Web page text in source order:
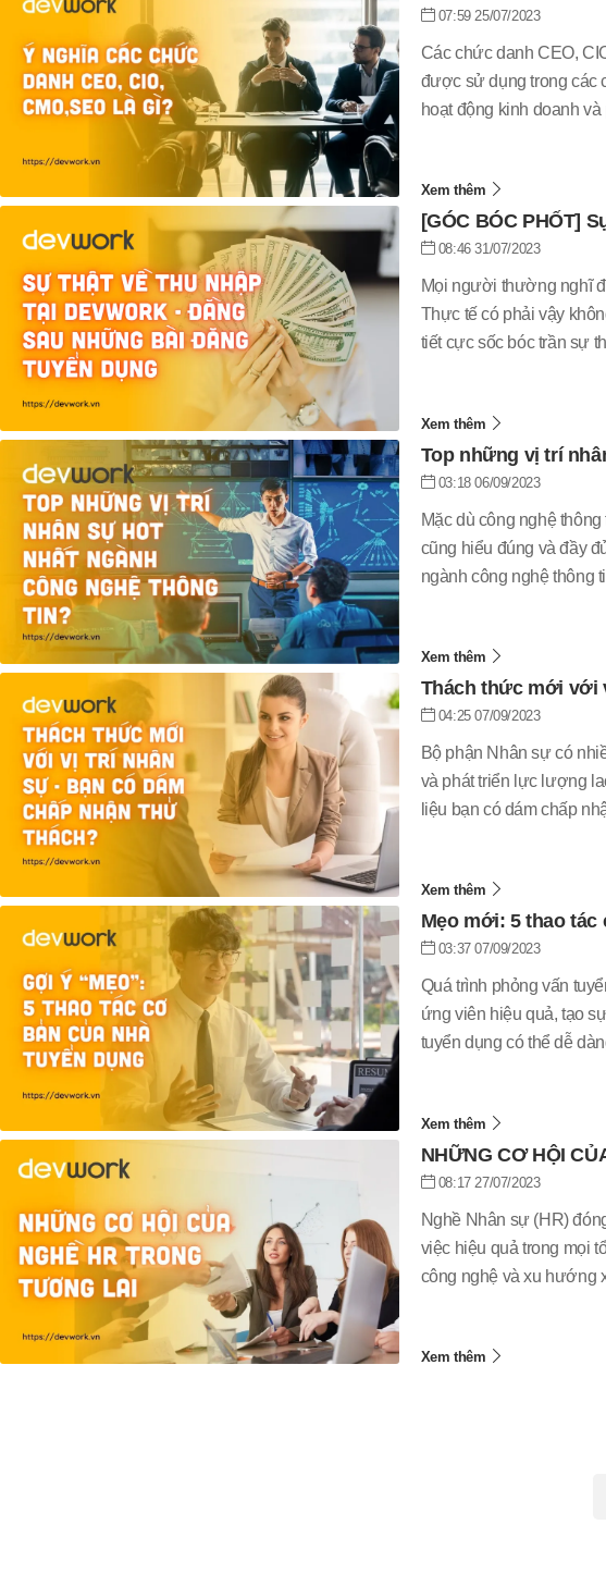
07:59 25/07/2023
Các chức danh CEO,
được sử dụng trong các
hoạt động kinh doanh
Xem thêm
[GÓC BÓC PHỐT]
dụng
08:46 31/07/2023
Mọi người thường nghĩ
Thực tế có phải vậy
tiết cực sốc bóc trần sự
Xem thêm
Top những vị trí
03:18 06/09/2023
Mặc dù công nghệ
cũng hiểu đúng và đầy
ngành công nghệ thông
Xem thêm
Thách thức mới với
04:25 07/09/2023
Bộ phận Nhân sự có
và phát triển lực lượng
liệu bạn có dám chấp
Xem thêm
Mẹo mới: 5 thao
03:37 07/09/2023
Quá trình phỏng vấn
ứng viên hiệu quả, tạo
tuyển dụng có thể dễ
Xem thêm
NHỮNG CƠ HỘI
08:17 27/07/2023
Nghề Nhân sự (HR)
việc hiệu quả trong mọi
công nghệ và xu hướng
Xem thêm